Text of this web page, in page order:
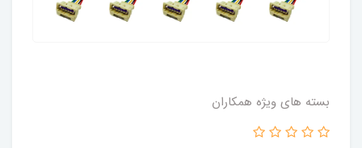
بسته های ویژه همکاران